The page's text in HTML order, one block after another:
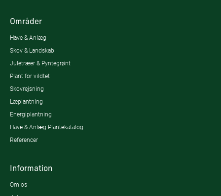
Områder
Have & Anlæg
Skov & Landskab
Juletræer & Pyntegrønt
Plant for vildtet
Skovrejsning
Læplantning
Energiplantning
Have & Anlæg Plantekatalog
Referencer
Information
Om os